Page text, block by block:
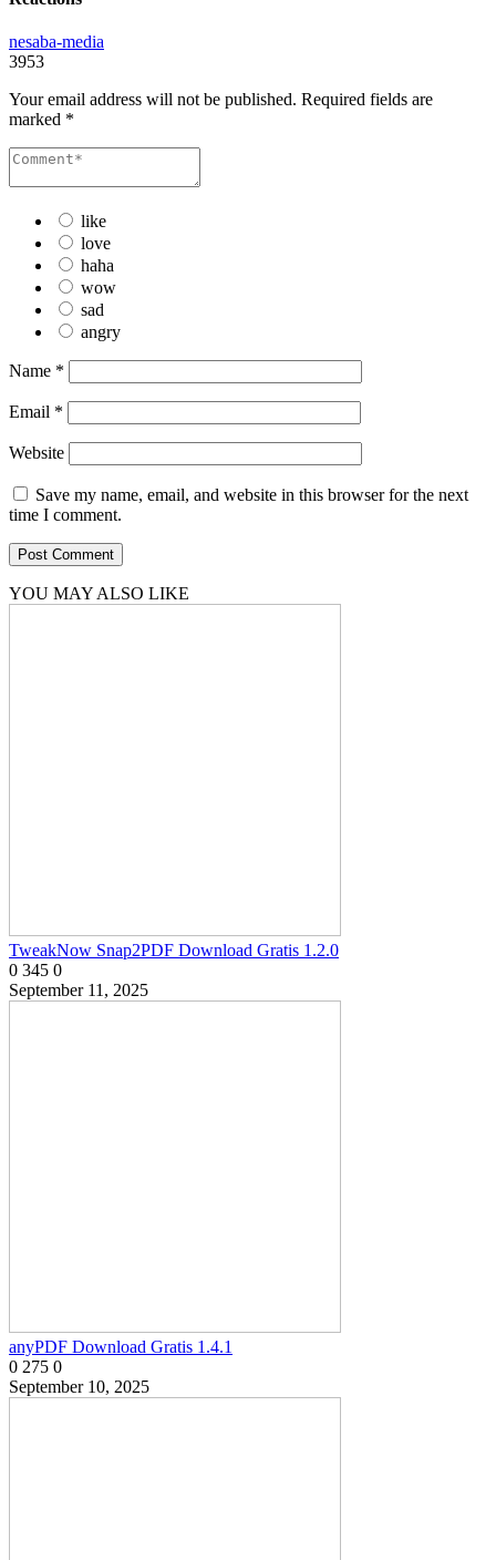
nesaba-media
3953
Your email address will not be published. Required fields are
marked *
like
love
haha
wow
sad
angry
Name *
Email *
Website
Save my name, email, and website in this browser for the next
time I comment.
YOU MAY ALSO LIKE
TweakNow Snap2PDF Download Gratis 1.2.0
0 345 0
September 11, 2025
anyPDF Download Gratis 1.4.1
0 275 0
September 10, 2025